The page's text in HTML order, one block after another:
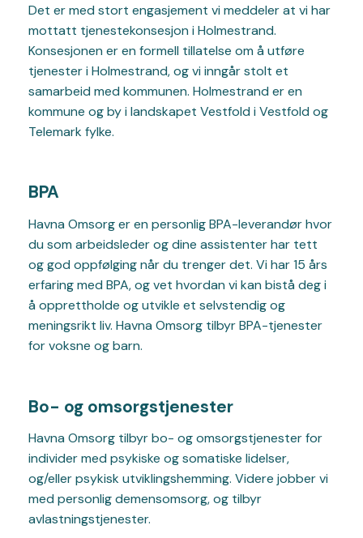
Det er med stort engasjement vi meddeler at vi har
mottatt tjenestekonsesjon i Holmestrand.
Konsesjonen er en formell tillatelse om å utføre
tjenester i Holmestrand, og vi inngår stolt et
samarbeid med kommunen. Holmestrand er en
kommune og by i landskapet Vestfold i Vestfold og
Telemark fylke.
BPA
Havna Omsorg er en personlig BPA-leverandør hvor
du som arbeidsleder og dine assistenter har tett
og god oppfølging når du trenger det. Vi har 15 års
erfaring med BPA, og vet hvordan vi kan bistå deg i
å opprettholde og utvikle et selvstendig og
meningsrikt liv. Havna Omsorg tilbyr BPA-tjenester
for voksne og barn.
Bo- og omsorgstjenester
Havna Omsorg tilbyr bo- og omsorgstjenester for
individer med psykiske og somatiske lidelser,
og/eller psykisk utviklingshemming. Videre jobber vi
med personlig demensomsorg, og tilbyr
avlastningstjenester.